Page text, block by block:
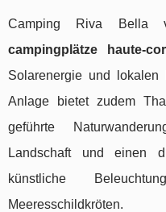
Camping Riva Bella
campingplätze haute-
Solarenergie und
Anlage bietet zudem
geführte
Landschaft und einen
künstliche
Meeresschildkröten.